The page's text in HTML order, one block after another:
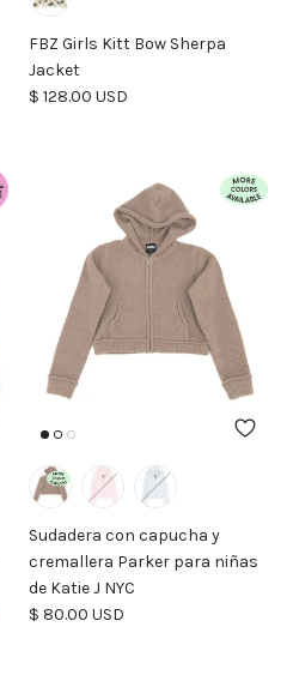
FBZ Girls Kitt Bow Sherpa
Jacket
Precio normal
$ 128.00 USD
Sudadera con capucha y
cremallera Parker para niñas
de Katie J NYC
Precio normal
$ 80.00 USD